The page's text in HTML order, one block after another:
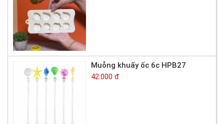
Muỗng khuấy ốc 6c HPB27
42.000 đ